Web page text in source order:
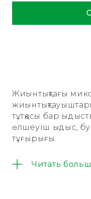
Жиынтықтағы
тұтқасы бар
өлшеуіш ыдыс,
тұғырығы.
Читать